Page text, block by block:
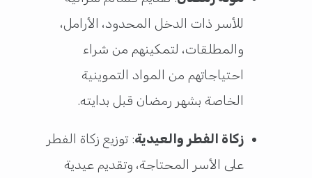
للأسر ذات الدخل المحدود، الأرامل،
والمطلقات، لتمكينهم من شراء
احتياجاتهم من المواد التموينية
الخاصة بشهر رمضان قبل بدايته.
زكاة الفطر والعيدية: توزيع زكاة الفطر
على الأسر المحتاجة، وتقديم عيدية